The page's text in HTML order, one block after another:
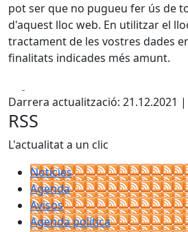
pot ser que no pugueu fer ús de
d'aquest lloc web. En utilitzar el
tractament de les vostres dades
finalitats indicades més amunt.
Darrera actualització: 21.12.2021 |
RSS
L'actualitat a un clic
Notícies
Agenda
Avisos
Agenda política